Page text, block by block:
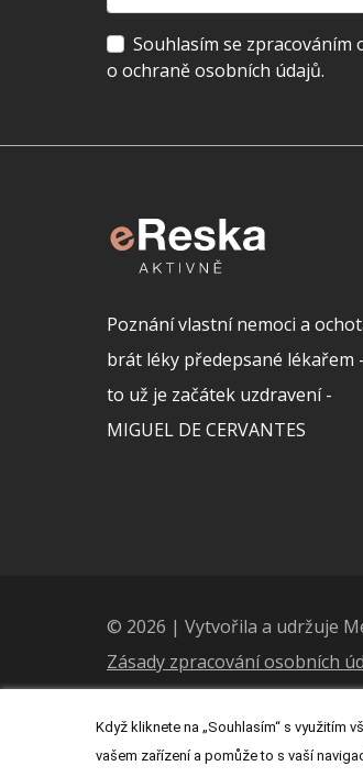
Souhlasím se zpracováním
o ochraně osobních údajů.
Poznání vlastní nemoci a
brát léky předepsané lékařem
to už je začátek uzdravení -
MIGUEL DE CERVANTES
© 2026 | Vytvořila a udržuje
Zásady zpracování osobních
Když kliknete na „Souhlasím“ s využitím
vašem zařízení a pomůže to s vaší